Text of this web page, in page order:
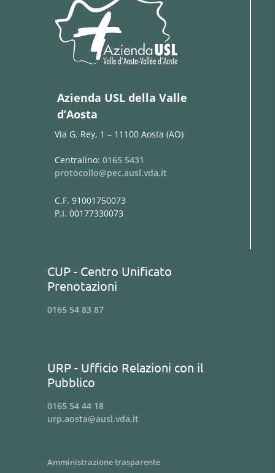
Azienda USL della Valle
d’Aosta
Via G. Rey, 1 – 11100 Aosta (AO)
Centralino: 0165 5431
protocollo@pec.ausl.vda.it
C.F. 91001750073
P.I. 00177330073
CUP - Centro Unificato
Prenotazioni
0165 54 83 87
URP - Ufficio Relazioni con il
Pubblico
0165 54 44 18
urp.aosta@ausl.vda.it
Amministrazione trasparente